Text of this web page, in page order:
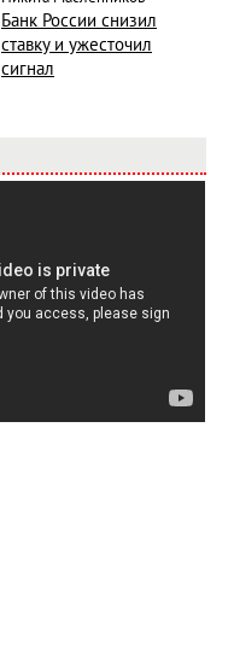
Банк России снизил
ставку и ужесточил
сигнал